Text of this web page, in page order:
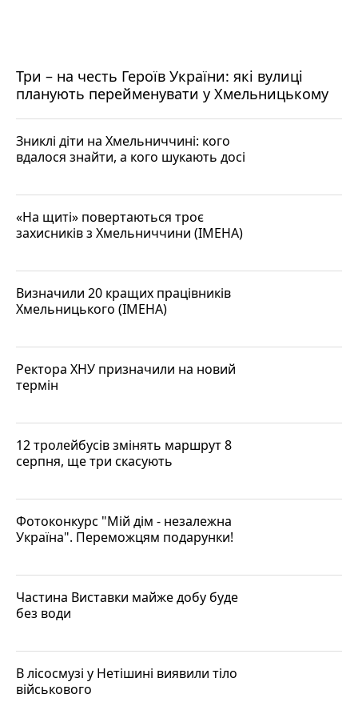
Три – на честь Героїв України: які вулиці
планують перейменувати у Хмельницькому
Зниклі діти на Хмельниччині: кого
вдалося знайти, а кого шукають досі
«На щиті» повертаються троє
захисників з Хмельниччини (ІМЕНА)
Визначили 20 кращих працівників
Хмельницького (ІМЕНА)
Ректора ХНУ призначили на новий
термін
12 тролейбусів змінять маршрут 8
серпня, ще три скасують
Фотоконкурс "Мій дім - незалежна
Україна". Переможцям подарунки!
Частина Виставки майже добу буде
без води
В лісосмузі у Нетішині виявили тіло
військового